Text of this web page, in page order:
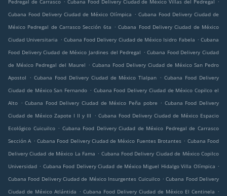
Pedregal de Carrasco Cubana Food Delivery Ciudad de México Villas del Pedregal
Cubana Food Delivery Ciudad de México Olímpica . Cubana Food Delivery Ciudad de
México Pedregal de Carrasco Sección 6ta . Cubana Food Delivery Ciudad de México
Ciudad Universitaria . Cubana Food Delivery Ciudad de México Isidro Fabela . Cubana
Food Delivery Ciudad de México Jardines del Pedregal . Cubana Food Delivery Ciudad
de México Pedregal del Maurel . Cubana Food Delivery Ciudad de México San Pedro
Apostol
. Cubana Food Delivery Ciudad de México Tlalpan . Cubana Food Delivery
Ciudad de México San Fernando . Cubana Food Delivery Ciudad de México Copilco el
Alto . Cubana Food Delivery Ciudad de México Peña pobre . Cubana Food Delivery
Ciudad de México Zapote I II y III
. Cubana Food Delivery Ciudad de México Espacio
Ecológico Cuicuilco . Cubana Food Delivery Ciudad de México Pedregal de Carrasco
Sección A . Cubana Food Delivery Ciudad de México Fuentes Brotantes . Cubana Food
Delivery Ciudad de México La Fama . Cubana Food Delivery Ciudad de México Copilco
Universidad . Cubana Food Delivery Ciudad de México Miguel Hidalgo Villa Olímpica .
Cubana Food Delivery Ciudad de México Insurgentes Cuicuilco . Cubana Food Delivery
Ciudad de México Atlántida . Cubana Food Delivery Ciudad de México El Centinela .